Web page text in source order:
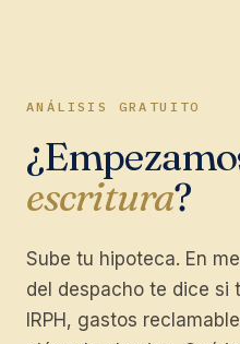
ANÁLISIS GRATUITO
escritura?
Sube tu hipoteca. En
del despacho te dice si
IRPH, gastos